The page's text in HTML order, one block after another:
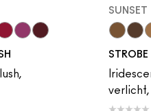
SUNSET
STROBE